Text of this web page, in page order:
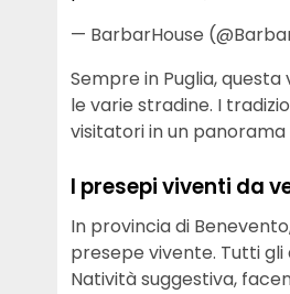
— BarbarHouse
Sempre in Puglia, questa
le varie stradine. I
visitatori in un
I presepi viventi da
In provincia di
presepe vivente. Tutti
Natività suggestiva,